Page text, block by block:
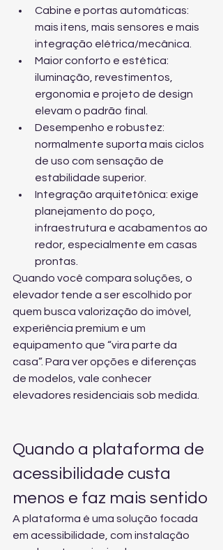
Cabine e portas automáticas:
mais itens, mais sensores e mais
integração elétrica/mecânica.
Maior conforto e estética:
iluminação, revestimentos,
ergonomia e projeto de design
elevam o padrão final.
Desempenho e robustez:
normalmente suporta mais ciclos
de uso com sensação de
estabilidade superior.
Integração arquitetônica: exige
planejamento do poço,
infraestrutura e acabamentos ao
redor, especialmente em casas
prontas.
Quando você compara soluções, o
elevador tende a ser escolhido por
quem busca valorização do imóvel,
experiência premium e um
equipamento que “vira parte da
casa”. Para ver opções e diferenças
de modelos, vale conhecer
elevadores residenciais sob medida
Quando a plataforma de
acessibilidade custa
menos e faz mais sentido
A plataforma é uma solução focada
em acessibilidade, com instalação